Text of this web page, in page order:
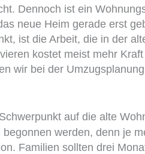
Dennoch ist ein
neue Heim gerade erst
ist die Arbeit, die in der
kostet meist mehr
wir bei der
auf die alte
begonnen werden, denn je
Familien sollten drei